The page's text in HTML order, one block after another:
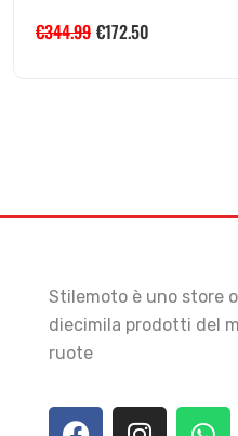
€344.99 €172.50
Stilemoto è uno store
diecimila prodotti del
ruote